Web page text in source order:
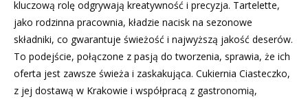
kluczową rolę odgrywają kreatywność i precyzja. Tartelette,
jako rodzinna pracownia, kładzie nacisk na sezonowe
składniki, co gwarantuje świeżość i najwyższą jakość deserów.
To podejście, połączone z pasją do tworzenia, sprawia, że ich
oferta jest zawsze świeża i zaskakująca. Cukiernia Ciasteczko,
z jej dostawą w Krakowie i współpracą z gastronomią,